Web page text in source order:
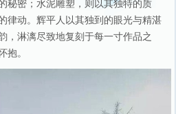
秘密；水泥雕塑，则以其独特的质
律动。辉平人以其独到的眼光与精湛
，淋漓尽致地复刻于每一寸作品之
抱。